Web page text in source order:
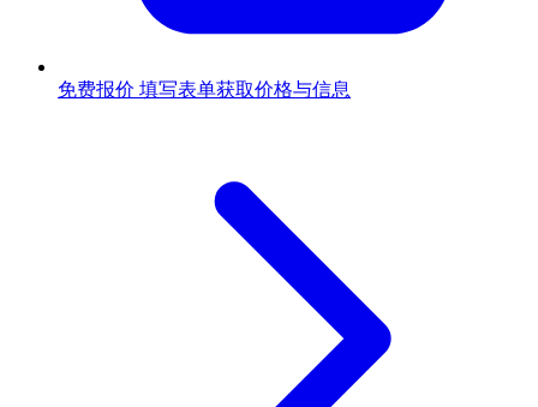
免费报价 填写表单获取价格与信息